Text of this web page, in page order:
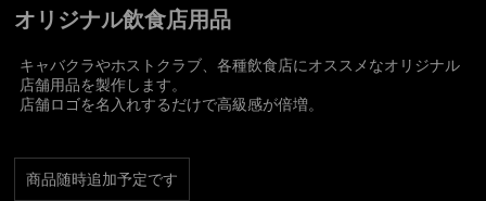
オリジナル飲食店用品
キャバクラやホストクラブ、各種飲食店にオススメなオリジナル
店舗用品を製作します。
店舗ロゴを名入れするだけで高級感が倍増。
商品随時追加予定です